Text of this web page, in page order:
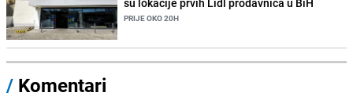
PRIJE OKO 20H
/ Komentari